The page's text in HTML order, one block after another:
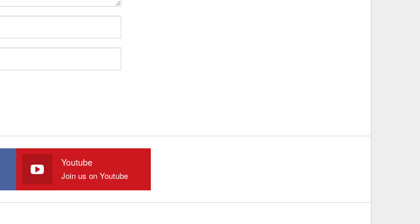
Youtube
Join us on Youtube